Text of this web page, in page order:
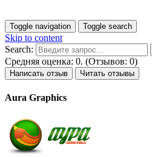
Toggle navigation Toggle search
Skip to content
Search:
Средняя оценка: 0. (Отзывов: 0)
Написать отзыв Читать отзывы
Aura Graphics